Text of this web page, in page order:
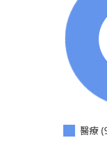
醫療